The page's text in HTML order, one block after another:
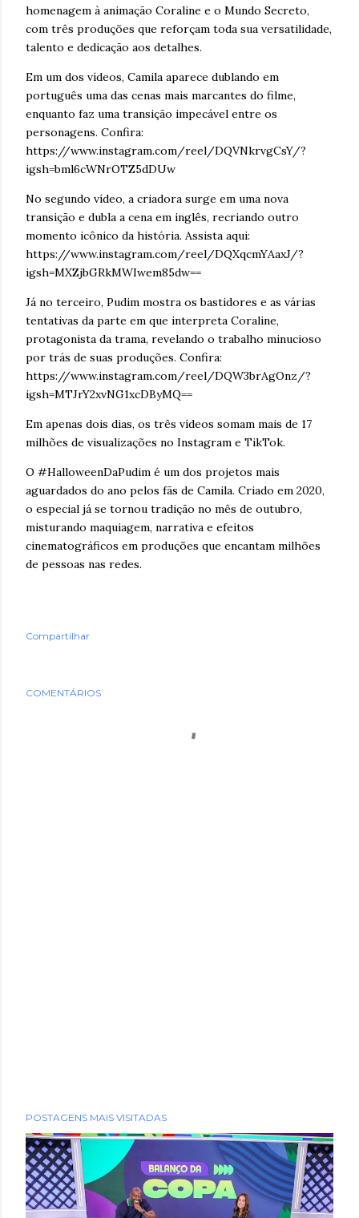
homenagem à animação Coraline e o Mundo Secreto,
com três produções que reforçam toda sua versatilidade,
talento e dedicação aos detalhes.
Em um dos vídeos, Camila aparece dublando em
português uma das cenas mais marcantes do filme,
enquanto faz uma transição impecável entre os
personagens. Confira:
https://www.instagram.com/reel/DQVNkrvgCsY/?
igsh=bml6cWNrOTZ5dDUw
No segundo vídeo, a criadora surge em uma nova
transição e dubla a cena em inglês, recriando outro
momento icônico da história. Assista aqui:
https://www.instagram.com/reel/DQXqcmYAaxJ/?
igsh=MXZjbGRkMWIwem85dw==
Já no terceiro, Pudim mostra os bastidores e as várias
tentativas da parte em que interpreta Coraline,
protagonista da trama, revelando o trabalho minucioso
por trás de suas produções. Confira:
https://www.instagram.com/reel/DQW3brAgOnz/?
igsh=MTJrY2xvNG1xcDByMQ==
Em apenas dois dias, os três vídeos somam mais de 17
milhões de visualizações no Instagram e TikTok.
O #HalloweenDaPudim é um dos projetos mais
aguardados do ano pelos fãs de Camila. Criado em 2020,
o especial já se tornou tradição no mês de outubro,
misturando maquiagem, narrativa e efeitos
cinematográficos em produções que encantam milhões
de pessoas nas redes.
Compartilhar
COMENTÁRIOS
POSTAGENS MAIS VISITADAS